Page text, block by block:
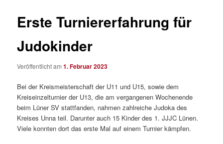
Erste Turniererfahrung für
Judokinder
Veröffentlicht am1. Februar 2023
Bei der Kreismeisterschaft der U11 und U15, sowie dem
Kreiseinzelturnier der U13, die am vergangenen Wochenende
beim Lüner SV stattfanden, nahmen zahlreiche Judoka des
Kreises Unna teil. Darunter auch 15 Kinder des 1. JJJC Lünen.
Viele konnten dort das erste Mal auf einem Turnier kämpfen.